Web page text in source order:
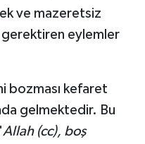
ve mazeretsiz
gerektiren eylemler
bozması kefaret
gelmektedir. Bu
Allah (cc), boş